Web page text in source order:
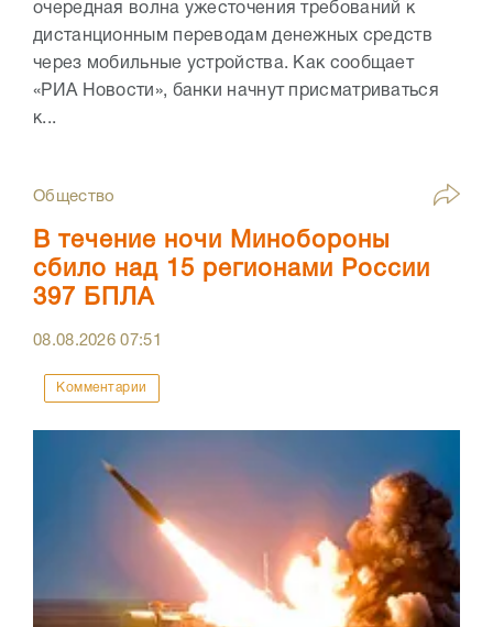
очередная волна ужесточения требований к
дистанционным переводам денежных средств
через мобильные устройства. Как сообщает
«РИА Новости», банки начнут присматриваться
к...
Общество
В течение ночи Минобороны
сбило над 15 регионами России
397 БПЛА
08.08.202607:51
Комментарии